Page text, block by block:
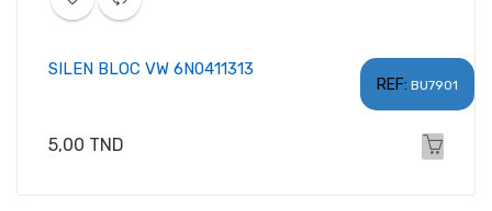
REF: BU7901
SILEN BLOC VW 6N0411313
Prix
5,00 TND